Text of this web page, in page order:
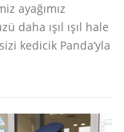
ayağımız
daha ışıl ışıl hale
kedicik Panda‘yla